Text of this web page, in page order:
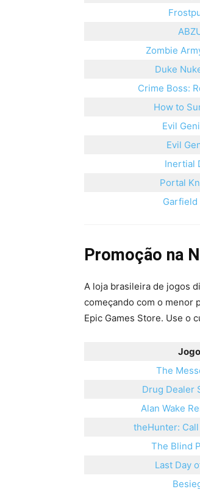
Zombie
Duke
Crime Boss:
How to
Evil
Evil
Inertial
Portal
Garfield
Promoção na
A loja brasileira de jogos
começando com o menor
Epic Games Store. Use o
The
Drug Dealer
Alan Wake
theHunter:
The Blind
Last Day